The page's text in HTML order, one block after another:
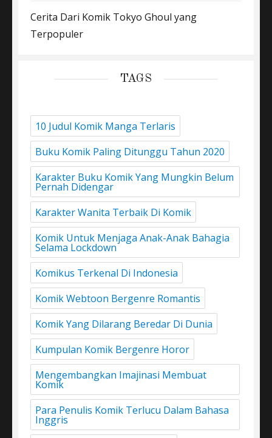
Cerita Dari Komik Tokyo Ghoul yang
Terpopuler
TAGS
10 Judul Komik Manga Terlaris
Buku Komik Paling Ditunggu Tahun 2020
Karakter Buku Komik Yang Mungkin Belum
Pernah Didengar
Karakter Wanita Terbaik Di Komik
Komik Untuk Menjaga Anak-Anak Bahagia
Selama Lockdown
Komikus Terkenal Di Indonesia
Komik Webtoon Bergenre Romantis
Komik Yang Dilarang Beredar Di Dunia
Kumpulan Komik Bergenre Horor
Mengembangkan Imajinasi Membuat
Komik
Para Penulis Komik Terlucu Dalam Bahasa
Inggris